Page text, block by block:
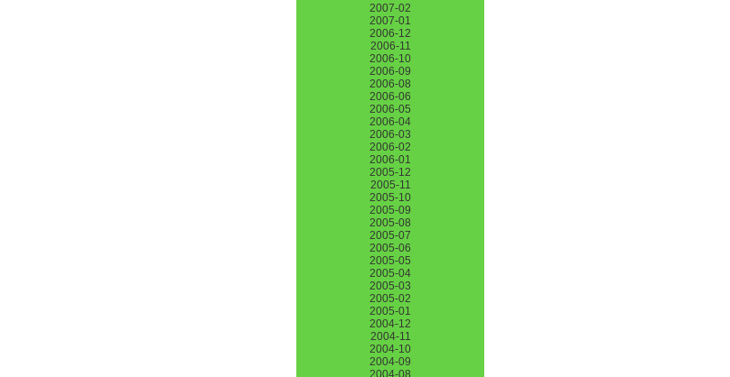
2007-02
2007-01
2006-12
2006-11
2006-10
2006-09
2006-08
2006-06
2006-05
2006-04
2006-03
2006-02
2006-01
2005-12
2005-11
2005-10
2005-09
2005-08
2005-07
2005-06
2005-05
2005-04
2005-03
2005-02
2005-01
2004-12
2004-11
2004-10
2004-09
2004-08